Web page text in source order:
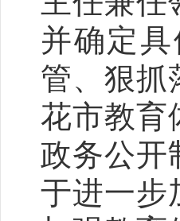
并确定
管、狠抓
花市教育
政务公开
于进一步